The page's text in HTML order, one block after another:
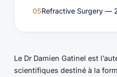
05Refractive Surgery —
Le Dr Damien Gatinel est
scientifiques destiné à la